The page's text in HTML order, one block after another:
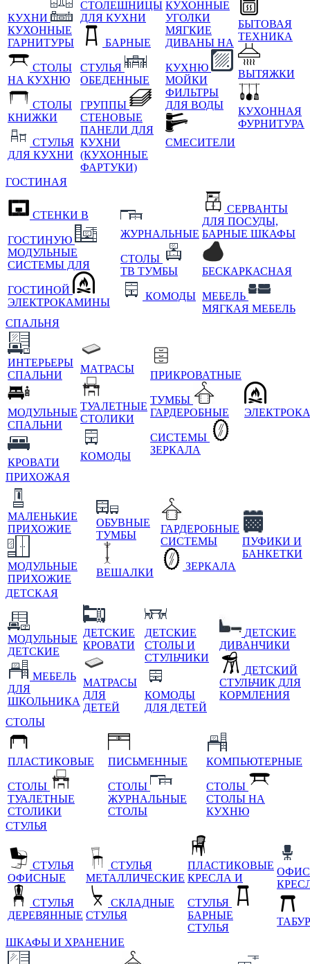
КУХНИ
КУХОННЫЕ
ГАРНИТУРЫ
СТОЛЫ
НА КУХНЮ
СТОЛЫ
КНИЖКИ
СТУЛЬЯ
ДЛЯ КУХНИ
СТОЛЕШНИЦЫ
ДЛЯ КУХНИ
БАРНЫЕ
СТУЛЬЯ
ОБЕДЕННЫЕ
ГРУППЫ
СТЕНОВЫЕ
ПАНЕЛИ ДЛЯ
КУХНИ
(КУХОННЫЕ
ФАРТУКИ)
КУХОННЫЕ
УГОЛКИ
МЯГКИЕ
ДИВАНЫ НА
КУХНЮ
МОЙКИ
ФИЛЬТРЫ
ДЛЯ ВОДЫ
СМЕСИТЕЛИ
БЫТОВАЯ
ТЕХНИКА
ВЫТЯЖКИ
КУХОННАЯ
ФУРНИТУРА
ГОСТИНАЯ
СТЕНКИ В
ГОСТИНУЮ
МОДУЛЬНЫЕ
СИСТЕМЫ ДЛЯ
ГОСТИНОЙ
ЭЛЕКТРОКАМИНЫ
ЖУРНАЛЬНЫЕ
СТОЛЫ
ТВ ТУМБЫ
КОМОДЫ
СЕРВАНТЫ
ДЛЯ ПОСУДЫ,
БАРНЫЕ ШКАФЫ
БЕСКАРКАСНАЯ
МЕБЕЛЬ
МЯГКАЯ МЕБЕЛЬ
СПАЛЬНЯ
ИНТЕРЬЕРЫ
СПАЛЬНИ
МОДУЛЬНЫЕ
СПАЛЬНИ
КРОВАТИ
МАТРАСЫ
ТУАЛЕТНЫЕ
СТОЛИКИ
КОМОДЫ
ПРИКРОВАТНЫЕ
ТУМБЫ
ГАРДЕРОБНЫЕ
СИСТЕМЫ
ЗЕРКАЛА
ПРИХОЖАЯ
МАЛЕНЬКИЕ
ПРИХОЖИЕ
МОДУЛЬНЫЕ
ПРИХОЖИЕ
ОБУВНЫЕ
ТУМБЫ
ВЕШАЛКИ
ГАРДЕРОБНЫЕ
СИСТЕМЫ
ЗЕРКАЛА
ПУФИКИ И
БАНКЕТКИ
ДЕТСКАЯ
МОДУЛЬНЫЕ
ДЕТСКИЕ
МЕБЕЛЬ
ДЛЯ
ШКОЛЬНИКА
ДЕТСКИЕ
КРОВАТИ
МАТРАСЫ
ДЛЯ
ДЕТЕЙ
ДЕТСКИЕ
СТОЛЫ И
СТУЛЬЧИКИ
КОМОДЫ
ДЛЯ ДЕТЕЙ
ДЕТСКИЕ
ДИВАНЧИКИ
ДЕТСКИЙ
СТУЛЬЧИК ДЛЯ
КОРМЛЕНИЯ
СТОЛЫ
ПЛАСТИКОВЫЕ
СТОЛЫ
ТУАЛЕТНЫЕ
СТОЛИКИ
ПИСЬМЕННЫЕ
СТОЛЫ
ЖУРНАЛЬНЫЕ
СТОЛЫ
КОМПЬЮТЕРНЫЕ
СТОЛЫ
СТОЛЫ НА
КУХНЮ
СТУЛЬЯ
СТУЛЬЯ
ОФИСНЫЕ
СТУЛЬЯ
ДЕРЕВЯННЫЕ
СТУЛЬЯ
МЕТАЛЛИЧЕСКИЕ
СКЛАДНЫЕ
СТУЛЬЯ
ПЛАСТИКОВЫЕ
КРЕСЛА И
СТУЛЬЯ
БАРНЫЕ
СТУЛЬЯ
ШКАФЫ И ХРАНЕНИЕ